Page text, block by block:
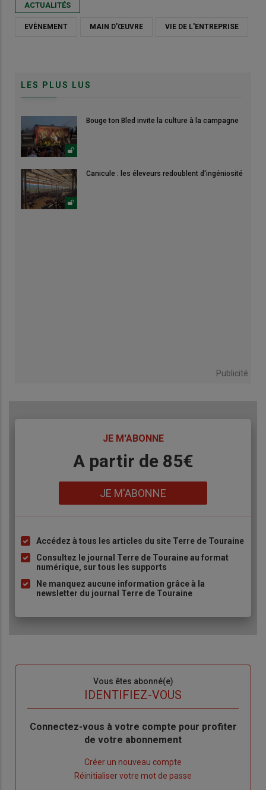
ACTUALITÉS
EVÈNEMENT MAIN D'ŒUVRE VIE DE L'ENTREPRISE
LES PLUS LUS
Bouge ton Bled invite la culture à la campagne
Canicule : les éleveurs redoublent d'ingéniosité
Publicité
JE M'ABONNE
A partir de 85€
JE M'ABONNE
Liste
à
puce
Accédez à tous les articles du site Terre de Touraine
Consultez le journal Terre de Touraine au format
numérique, sur tous les supports
Ne manquez aucune information grâce à la
newsletter du journal Terre de Touraine
Vous êtes abonné(e)
IDENTIFIEZ-VOUS
Body
Connectez-vous à votre compte pour profiter
de votre abonnement
Créer un nouveau compte
Réinitialiser votre mot de passe